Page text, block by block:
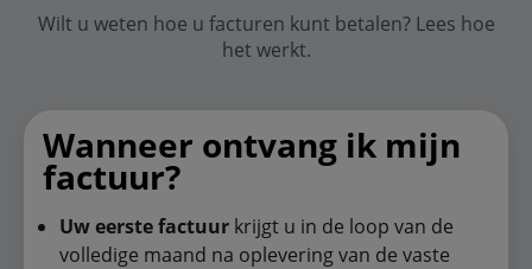
Wilt u weten hoe u facturen kunt betalen? Lees hoe
het werkt.
Wanneer ontvang ik mijn
factuur?
Uw eerste factuurkrijgt u in de loop van de
volledige maand na oplevering van de vaste